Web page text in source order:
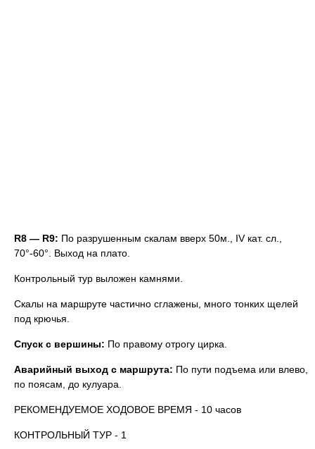
R8 — R9: По разрушенным скалам вверх 50м., IV кат. сл.,
70°-60°. Выход на плато.
Контрольный тур выложен камнями.
Скалы на маршруте частично сглажены, много тонких щелей
под крючья.
Спуск с вершины: По правому отрогу цирка.
Аварийный выход с маршрута: По пути подъема или влево,
по поясам, до кулуара.
РЕКОМЕНДУЕМОЕ ХОДОВОЕ ВРЕМЯ - 10 часов
КОНТРОЛЬНЫЙ ТУР - 1